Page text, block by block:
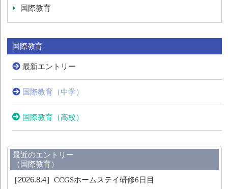
国際教育
国際教育
最新エントリー
国際教育（中学）
国際教育（高校）
最近のエントリー
（国際教育）
［2026.8.4］CCGSホームステイ研修6日目